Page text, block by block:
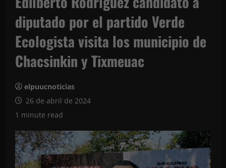
diputado por el partido Verde
Ecologista visita los municipio de
Chacsinkin y Tixmeuac
elpuucnoticias
26 de abril de 2024
1 minute read